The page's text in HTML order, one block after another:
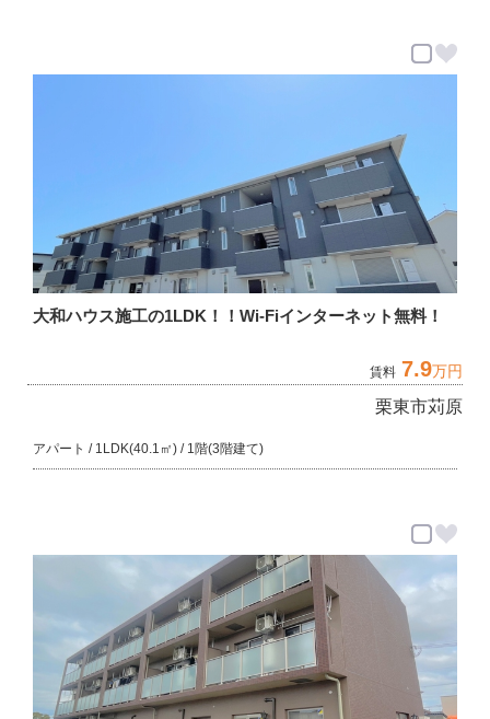
大和ハウス施工の1LDK！！Wi-Fiインターネット無料！
栗東市苅原
賃料 7.9万円
アパート / 1LDK(40.1㎡) / 1階(3階建て)